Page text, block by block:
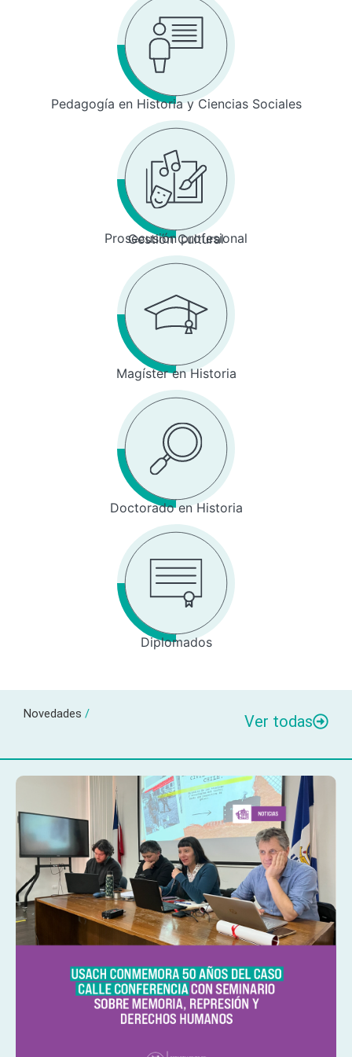
Pedagogía en Historia y Ciencias Sociales
Prosecusión profesional
Gestión Cultural
Magíster en Historia
Doctorado en Historia
Diplomados
Novedades / Ver todas